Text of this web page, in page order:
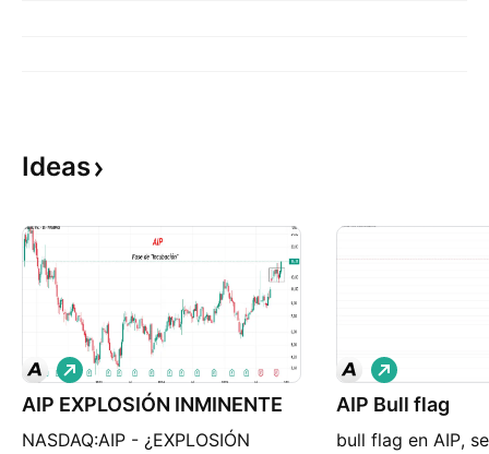
Ideas
AIP EXPLOSIÓN INMINENTE
NASDAQ:AIP - ¿EXPLOSIÓN
L
a
r
o
AIP Bull flag
bull flag en AIP,
L
a
r
o